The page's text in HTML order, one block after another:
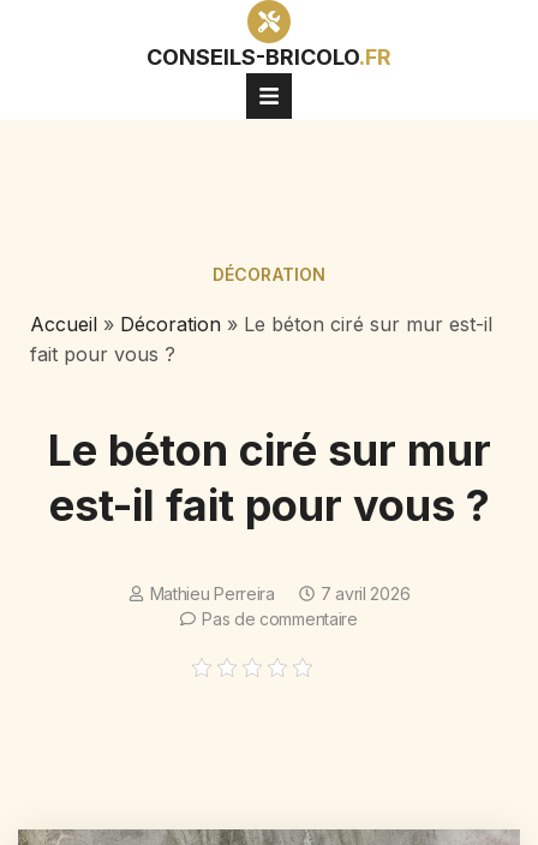
CONSEILS-BRICOLO.FR
DÉCORATION
Accueil » Décoration » Le béton ciré sur mur est-il
fait pour vous ?
Le béton ciré sur mur
est-il fait pour vous ?
Mathieu Perreira
7 avril 2026
Pas de commentaire